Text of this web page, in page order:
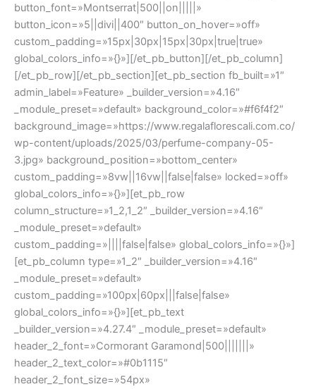
button_font=»Montserrat|500||on|||||»
button_icon=»5||divi||400″ button_on_hover=»off»
custom_padding=»15px|30px|15px|30px|true|true»
global_colors_info=»{}»][/et_pb_button][/et_pb_column]
[/et_pb_row][/et_pb_section][et_pb_section fb_built=»1″
admin_label=»Feature» _builder_version=»4.16″
_module_preset=»default» background_color=»#f6f4f2″
background_image=»https://www.regalaflorescali.com.co/
wp-content/uploads/2025/03/perfume-company-05-
3.jpg» background_position=»bottom_center»
custom_padding=»8vw||16vw||false|false» locked=»off»
global_colors_info=»{}»][et_pb_row
column_structure=»1_2,1_2″ _builder_version=»4.16″
_module_preset=»default»
custom_padding=»||||false|false» global_colors_info=»{}»]
[et_pb_column type=»1_2″ _builder_version=»4.16″
_module_preset=»default»
custom_padding=»100px|60px|||false|false»
global_colors_info=»{}»][et_pb_text
_builder_version=»4.27.4″ _module_preset=»default»
header_2_font=»Cormorant Garamond|500|||||||»
header_2_text_color=»#0b1115″
header_2_font_size=»54px»